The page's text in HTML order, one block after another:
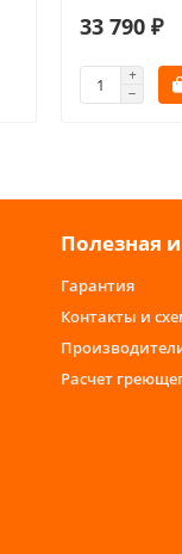
33 790 ₽
Полезная
Гарантия
Контакты и
Расчет